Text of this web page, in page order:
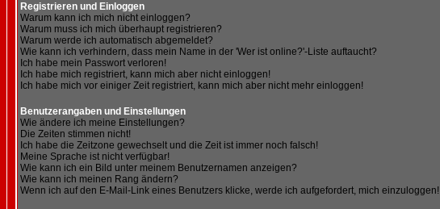
Registrieren und Einloggen
Warum kann ich mich nicht einloggen?
Warum muss ich mich überhaupt registrieren?
Warum werde ich automatisch abgemeldet?
Wie kann ich verhindern, dass mein Name in der 'Wer ist online?'-Liste auftaucht?
Ich habe mein Passwort verloren!
Ich habe mich registriert, kann mich aber nicht einloggen!
Ich habe mich vor einiger Zeit registriert, kann mich aber nicht mehr einloggen!
Benutzerangaben und Einstellungen
Wie ändere ich meine Einstellungen?
Die Zeiten stimmen nicht!
Ich habe die Zeitzone gewechselt und die Zeit ist immer noch falsch!
Meine Sprache ist nicht verfügbar!
Wie kann ich ein Bild unter meinem Benutzernamen anzeigen?
Wie kann ich meinen Rang ändern?
Wenn ich auf den E-Mail-Link eines Benutzers klicke, werde ich aufgefordert, mich einzuloggen!